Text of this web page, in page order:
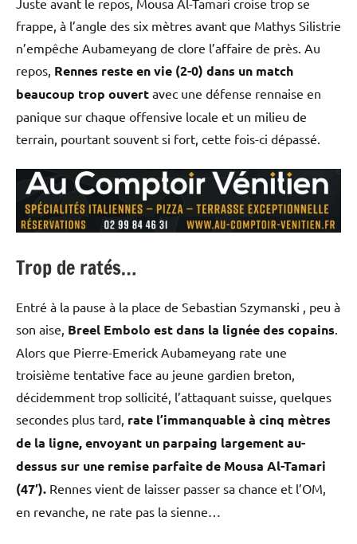
Juste avant le repos, Mousa Al-Tamari croise trop se
frappe, à l’angle des six mètres avant que Mathys Silistrie
n’empêche Aubameyang de clore l’affaire de près. Au
repos, Rennes reste en vie (2-0) dans un match
beaucoup trop ouvert avec une défense rennaise en
panique sur chaque offensive locale et un milieu de
terrain, pourtant souvent si fort, cette fois-ci dépassé.
Trop de ratés…
Entré à la pause à la place de Sebastian Szymanski , peu à
son aise, Breel Embolo est dans la lignée des copains.
Alors que Pierre-Emerick Aubameyang rate une
troisième tentative face au jeune gardien breton,
décidemment trop sollicité, l’attaquant suisse, quelques
secondes plus tard, rate l’immanquable à cinq mètres
de la ligne, envoyant un parpaing largement au-
dessus sur une remise parfaite de Mousa Al-Tamari
(47′). Rennes vient de laisser passer sa chance et l’OM,
en revanche, ne rate pas la sienne…